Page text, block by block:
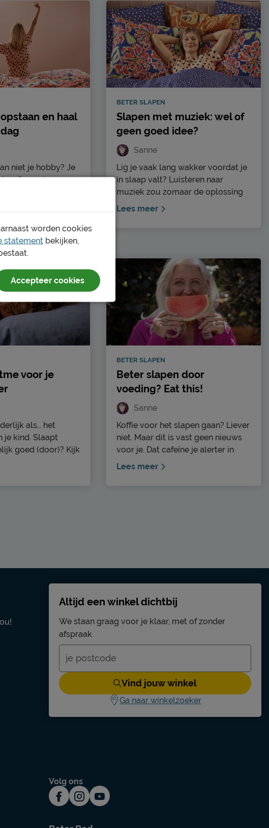
je wat insomnia
gevolgen zijn en
tips bij
belangrijk en maar weinig mensen
weten wat het precies inhoudt.
en haal
niet je hobby? Je
Sommige
sowieso veel
Volgens de
mensen die vroeg
en
Wij zochten het
je hoe ook jij
Lees mee!
BETER SLAPEN
Slapen met muziek: wel of
geen goed idee?
Sanne
Lig je vaak lang wakker voordat je
in slaap valt? Luisteren naar
muziek zou zomaar de oplossing
voor je kunnen zijn. Muziek om in
bij het in slaap vallen. Zou slapen
met muziek voor jou hetzelfde
kunnen betekenen? In dit blog lees
je alles over de zin en onzin van
slapen met muziek.
Lees meer
voor je
als… het
je kind. Slaapt
goed (door)? Kijk
als dat de
slaper dat
BETER SLAPEN
Beter slapen door
voeding? Eat this!
Sanne
Koffie voor het slapen gaan? Liever
niet. Maar dit is vast geen nieuws
voor je. Dat cafeïne je alerter in
plaats van slaperig maakt, weet je
Lees meer
Altijd een winkel dichtbij
We staan graag voor je klaar, met of zonder
afspraak.
Vind jouw winkel
Ga naar winkelzoeker
Volg ons
worden cookies
statement bekijken,
Accepteer cookies